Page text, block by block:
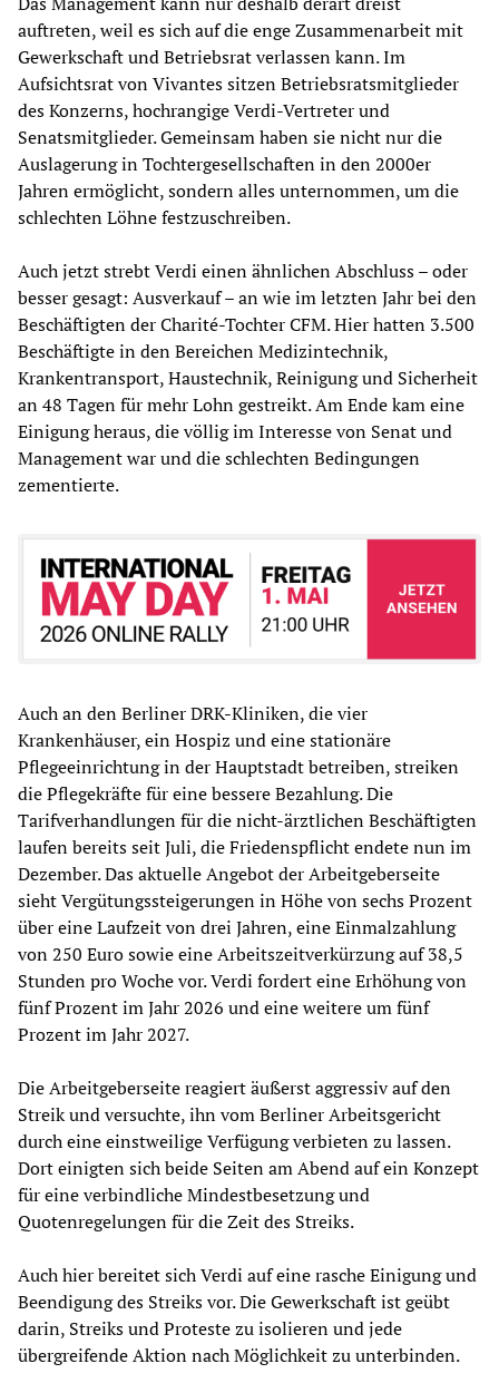
auftreten, weil es sich auf die enge Zusammenarbeit mit
Gewerkschaft und Betriebsrat verlassen kann. Im
Aufsichtsrat von Vivantes sitzen Betriebsratsmitglieder
des Konzerns, hochrangige Verdi-Vertreter und
Senatsmitglieder. Gemeinsam haben sie nicht nur die
Auslagerung in Tochtergesellschaften in den 2000er
Jahren ermöglicht, sondern alles unternommen, um die
schlechten Löhne festzuschreiben.
Auch jetzt strebt Verdi einen ähnlichen Abschluss – oder
besser gesagt: Ausverkauf – an wie im letzten Jahr bei den
Beschäftigten der Charité-Tochter CFM. Hier hatten 3.500
Beschäftigte in den Bereichen Medizintechnik,
Krankentransport, Haustechnik, Reinigung und Sicherheit
an 48 Tagen für mehr Lohn gestreikt. Am Ende kam eine
Einigung heraus, die völlig im Interesse von Senat und
Management war und die schlechten Bedingungen
zementierte.
Auch an den Berliner DRK-Kliniken, die vier
Krankenhäuser, ein Hospiz und eine stationäre
Pflegeeinrichtung in der Hauptstadt betreiben, streiken
die Pflegekräfte für eine bessere Bezahlung. Die
Tarifverhandlungen für die nicht-ärztlichen Beschäftigten
laufen bereits seit Juli, die Friedenspflicht endete nun im
Dezember. Das aktuelle Angebot der Arbeitgeberseite
sieht Vergütungssteigerungen in Höhe von sechs Prozent
über eine Laufzeit von drei Jahren, eine Einmalzahlung
von 250 Euro sowie eine Arbeitszeitverkürzung auf 38,5
Stunden pro Woche vor. Verdi fordert eine Erhöhung von
fünf Prozent im Jahr 2026 und eine weitere um fünf
Prozent im Jahr 2027.
Die Arbeitgeberseite reagiert äußerst aggressiv auf den
Streik und versuchte, ihn vom Berliner Arbeitsgericht
durch eine einstweilige Verfügung verbieten zu lassen.
Dort einigten sich beide Seiten am Abend auf ein Konzept
für eine verbindliche Mindestbesetzung und
Quotenregelungen für die Zeit des Streiks.
Auch hier bereitet sich Verdi auf eine rasche Einigung und
Beendigung des Streiks vor. Die Gewerkschaft ist geübt
darin, Streiks und Proteste zu isolieren und jede
übergreifende Aktion nach Möglichkeit zu unterbinden.